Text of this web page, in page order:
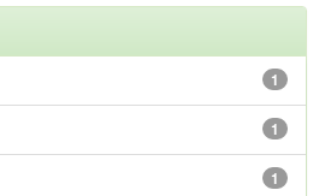
1
1
1